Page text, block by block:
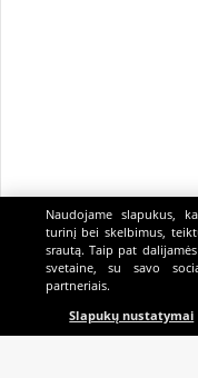
Pagrindinis Gyvai
Naudojame slapukus,
turinį bei skelbimus,
srautą. Taip pat
svetaine, su savo
partneriais.
Slapukų nustatymai